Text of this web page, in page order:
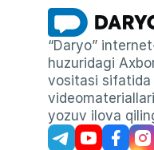
“Daryo”
huzuridagi
vositasi sifatida
yozuv ilova